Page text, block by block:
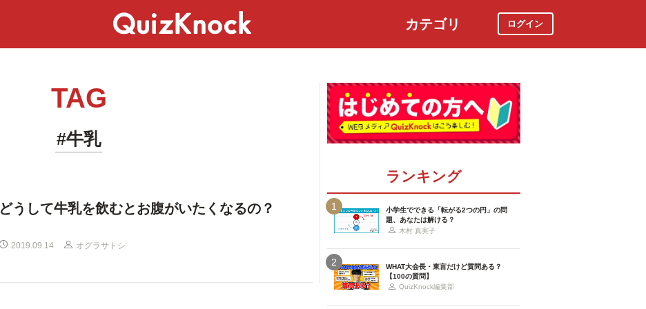
カテゴリ ログイン
TAG
#牛乳
どうして牛乳を飲むとお腹がいたくなるの？
2019.09.14 オグラサトシ
ランキング
1
小学生でできる「転がる2つの円」の問
題、あなたは解ける？
木村 真実子
2
WHAT大会長・東言だけど質問ある？
【100の質問】
QuizKnock編集部